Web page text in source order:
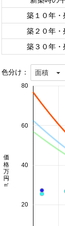
築１０年・
築２０年・
築３０年・
色分け： 面積
20
40
60
80
価格 万円/㎡